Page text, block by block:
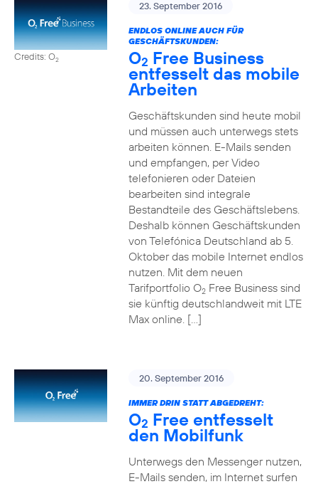
Credits: O2
23. September 2016
ENDLOS ONLINE AUCH FÜR
GESCHÄFTSKUNDEN:
O2 Free Business
entfesselt das mobile
Arbeiten
Geschäftskunden sind heute mobil
und müssen auch unterwegs stets
arbeiten können. E-Mails senden
und empfangen, per Video
telefonieren oder Dateien
bearbeiten sind integrale
Bestandteile des Geschäftslebens.
Deshalb können Geschäftskunden
von Telefónica Deutschland ab 5.
Oktober das mobile Internet endlos
nutzen. Mit dem neuen
Tarifportfolio O2Free Business sind
sie künftig deutschlandweit mit LTE
Max online. […]
20. September 2016
IMMER DRIN STATT ABGEDREHT:
O2 Free entfesselt
den Mobilfunk
Unterwegs den Messenger nutzen,
E-Mails senden, im Internet surfen